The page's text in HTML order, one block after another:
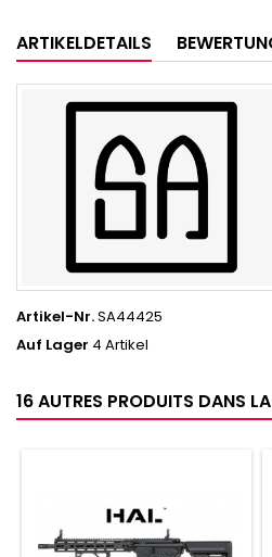
ARTIKELDETAILS
Artikel-Nr.SA44425
Auf Lager 4 Artikel
16 AUTRES PRODUITS DANS